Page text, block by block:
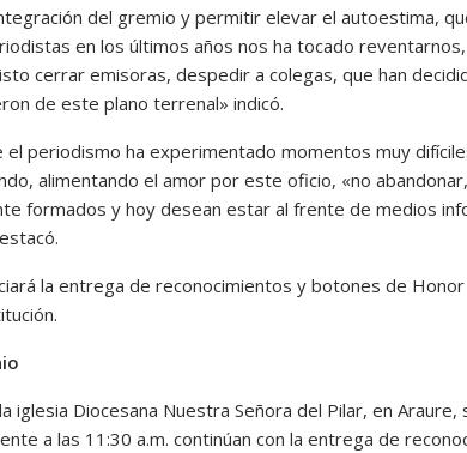
del gremio y permitir elevar el autoestima,
en los últimos años nos ha tocado
cerrar emisoras, despedir a colegas, que han
de este plano terrenal» indicó.
el periodismo ha experimentado momentos muy
alimentando el amor por este oficio, «no
formados y hoy desean estar al frente de medios
la entrega de reconocimientos y botones de
iglesia Diocesana Nuestra Señora del Pilar, en
a las 11:30 a.m. continúan con la entrega de